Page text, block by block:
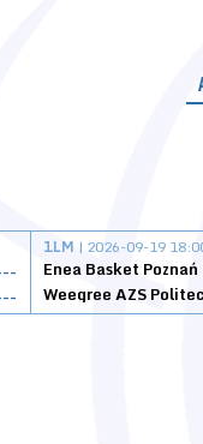
1LM | 2026-09-19
Enea Basket Poznań